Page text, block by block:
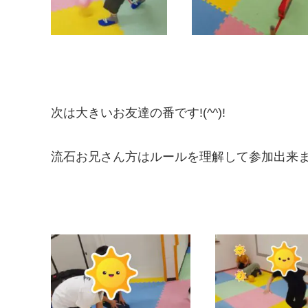
次は大きいお友達の番です!(^^)!
流石お兄さん方はルールを理解して参加出来